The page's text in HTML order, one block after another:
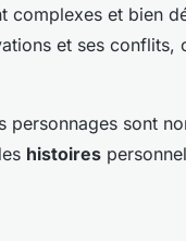
complexes et bien
et ses conflits,
personnages sont
histoires